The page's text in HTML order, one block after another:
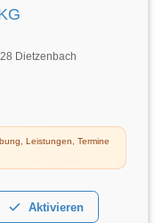
Dietzenbach
Leistungen, Termine
Aktivieren